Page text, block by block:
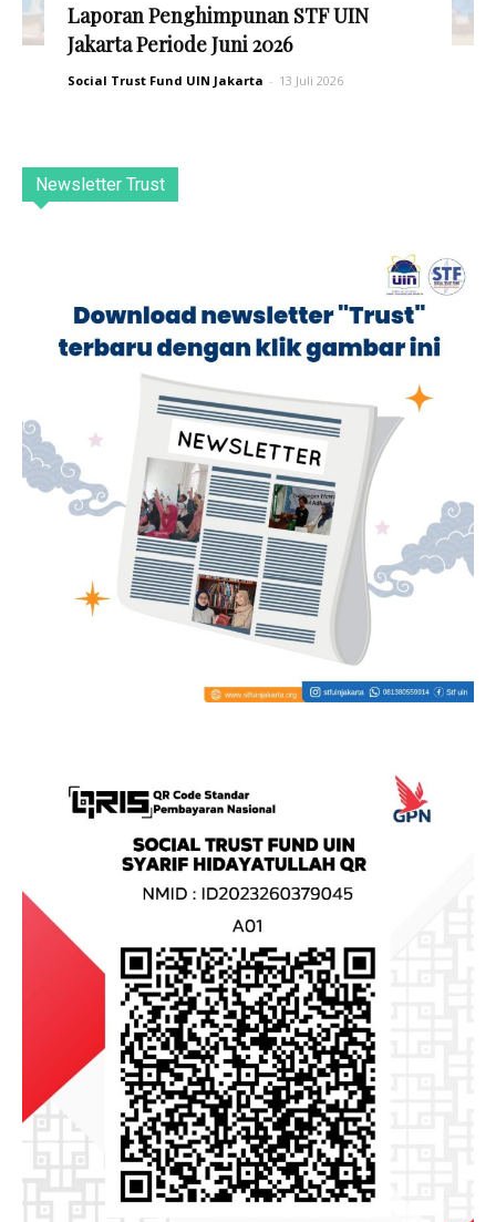
Laporan Penghimpunan STF UIN
Jakarta Periode Juni 2026
Social Trust Fund UIN Jakarta - 13 Juli 2026
Newsletter Trust